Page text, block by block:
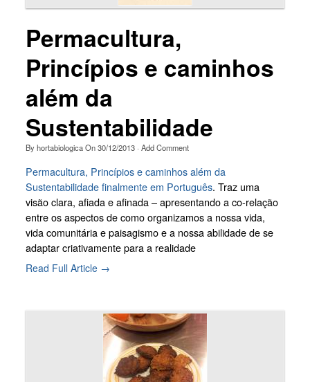
Permacultura,
Princípios e caminhos
além da
Sustentabilidade
ByhortabiologicaOn30/12/2013· Add Comment
Permacultura, Princípios e caminhos além da
Sustentabilidade finalmente em Português. Traz uma
visão clara, afiada e afinada – apresentando a co-relação
entre os aspectos de como organizamos a nossa vida,
vida comunitária e paisagismo e a nossa abilidade de se
adaptar criativamente para a realidade
Read Full Article →